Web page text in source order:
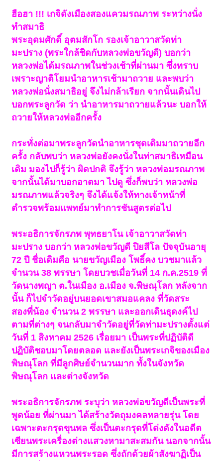
ฮือฮา !!! เกจิดังเมืองสองแควมรณภาพ ระหว่างนั่ง
ทำสมาธิ
พระอุดมศักดิ์ อุตมสักโก รองเจ้าอาวาสวัดท่า
มะปราง (พระใกล้ชิดกับหลวงพ่อขวัญดี) บอกว่า
หลวงพ่อได้มรณภาพในช่วงเช้าที่ผ่านมา ซึ่งทราบ
เพราะญาติโยมนำอาหารเช้ามาถวาย และพบว่า
หลวงพ่อนั่งสมาธิอยู่ จึงไม่กล้าเรียก จากนั้นเดินไป
บอกพระลูกวัด ว่า นำอาหารมาถวายแล้วนะ บอกให้
ถวายให้หลวงพ่ออีกครั้ง
กระทั่งต่อมาพระลูกวัดนำอาหารชุดเดิมมาถวายอีก
ครั้ง กลับพบว่า หลวงพ่อยังคงนั่งในท่าสมาธิเหมือน
เดิม มองไปก็รู้ว่า ผิดปกติ จึงรู้ว่า หลวงพ่อมรณภาพ
จากนั้นได้มาบอกอาตมา ไปดู ซึ่งก็พบว่า หลวงพ่อ
มรณภาพแล้วจริงๆ จึงได้แจ้งให้ทางเจ้าหน้าที่
ตำรวจพร้อมแพทย์มาทำการชันสูตรต่อไป
พระอธิการจักรภพ พุทธยาโน เจ้าอาวาสวัดท่า
มะปราง บอกว่า หลวงพ่อขวัญดี ปิยสีโล ปัจจุบันอายุ
72 ปี ชื่อเดิมคือ นายขวัญเมือง โพธิ์คง บวชมาแล้ว
จำนวน 38 พรรษา โดยบวชเมื่อวันที่ 14 ก.ค.2519 ที่
วัดนางพญา ต.ในเมือง อ.เมือง จ.พิษณุโลก หลังจาก
นั้น ก็ไปจำวัดอยู่บนยอดเขาสมอแคลง ที่วัดสระ
สองพี่น้อง จำนวน 2 พรรษา และออกเดินธุดงค์ไป
ตามที่ต่างๆ จนกลับมาจำวัดอยู่ที่วัดท่ามะปรางตั้งแต่
วันที่ 1 สิงหาคม 2526 เรื่อยมา เป็นพระที่ปฏิบัติดี
ปฏิบัติชอบมาโดยตลอด และยังเป็นพระเกจิของเมือง
พิษณุโลก ที่มีลูกศิษย์จำนวนมาก ทั้งในจังหวัด
พิษณุโลก และต่างจังหวัด
พระอธิการจักรภพ ระบุว่า หลวงพ่อขวัญดีเป็นพระที่
พูดน้อย ที่ผ่านมา ได้สร้างวัตถุมงคลหลายรุ่น โดย
เฉพาะตะกรุดขุนพล ซึ่งเป็นตะกรุดที่โด่งดังในอดีต
เซียนพระเครื่องต่างแสวงหามาสะสมกัน นอกจากนั้น
มีการสร้างแหวนพระรอด ซึ่งถักด้วยผ้าสังฆาฏิเป็น